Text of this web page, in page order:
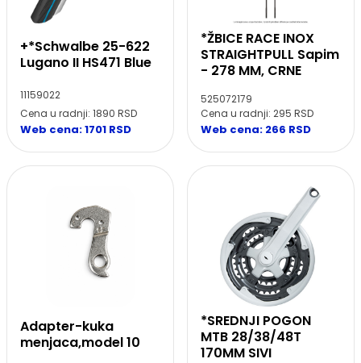
+*Schwalbe 25-622
Lugano II HS471 Blue
11159022
Cena u radnji: 1890 RSD
Web cena: 1701 RSD
*ŽBICE RACE INOX
STRAIGHTPULL Sapim
- 278 MM, CRNE
525072179
Cena u radnji: 295 RSD
Web cena: 266 RSD
Adapter-kuka
menjaca,model 10
*SREDNJI POGON
MTB 28/38/48T
170MM SIVI